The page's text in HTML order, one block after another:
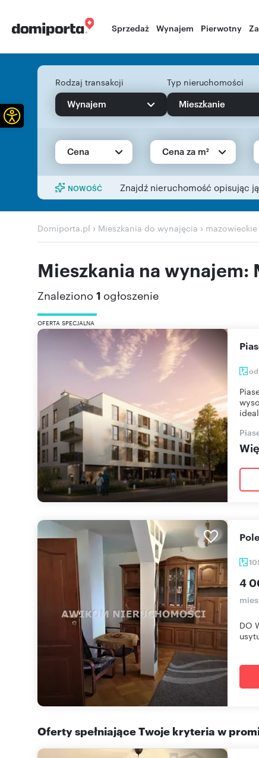
Sprzedaż Wynajem Pierwotny
Rodzaj transakcji
Wynajem
Typ nieruchomości
Mieszkanie
Cena Cena za m²
NOWOŚĆ Znajdź nieruchomość opisując ją
Domiporta.pl › Mieszkania do wynajęcia › mazowieckie
Mieszkania na wynajem:
Znaleziono 1 ogłoszenie
OFERTA SPECJALNA
4
DO
Oferty spełniające Twoje kryteria w
Otwórz pasek narzędzi